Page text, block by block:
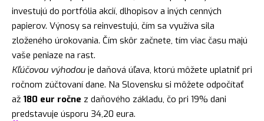
investujú do portfólia akcií, dlhopisov a iných cenných
papierov. Výnosy sa reinvestujú, čím sa využíva sila
zloženého úrokovania. Čím skôr začnete, tím viac času majú
vaše peniaze na rast.
Kľúčovou výhodou je daňová úľava, ktorú môžete uplatniť pri
ročnom zúčtovaní dane. Na Slovensku si môžete odpočítať
až 180 eur ročne z daňového základu, čo pri 19% dani
predstavuje úsporu 34,20 eura.